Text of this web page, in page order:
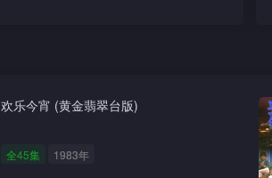
欢乐今宵 (黄金翡翠台版)
全45集 1983年